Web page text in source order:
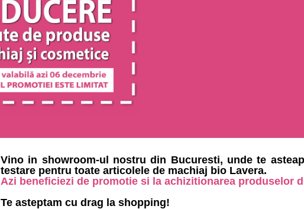
Vino in showroom-ul nostru din Bucuresti, unde te
testare pentru toate articolele de machiaj bio Lavera.
Azi beneficiezi de promotie si la achizitionarea produselor
Te asteptam cu drag la shopping!